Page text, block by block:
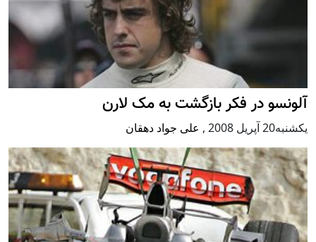
آلونسو در فکر بازگشت به مک لارن
يكشنبه20 آپریل 2008 , علی جواد دهقان